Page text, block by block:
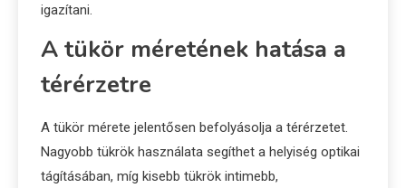
igazítani.
A tükör méretének hatása a
térérzetre
A tükör mérete jelentősen befolyásolja a térérzetet.
Nagyobb tükrök használata segíthet a helyiség optikai
tágításában, míg kisebb tükrök intimebb,